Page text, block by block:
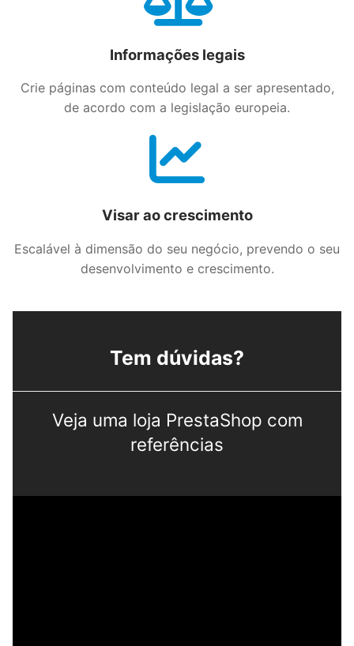
Informações legais
Crie páginas com conteúdo legal a ser apresentado,
de acordo com a legislação europeia.
Visar ao crescimento
Escalável à dimensão do seu negócio, prevendo o seu
desenvolvimento e crescimento.
Tem dúvidas?
Veja uma loja PrestaShop com
referências